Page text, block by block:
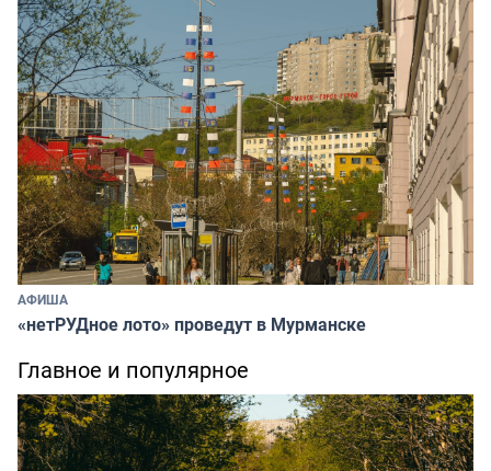
АФИША
«нетРУДное лото» проведут в Мурманске
Главное и популярное